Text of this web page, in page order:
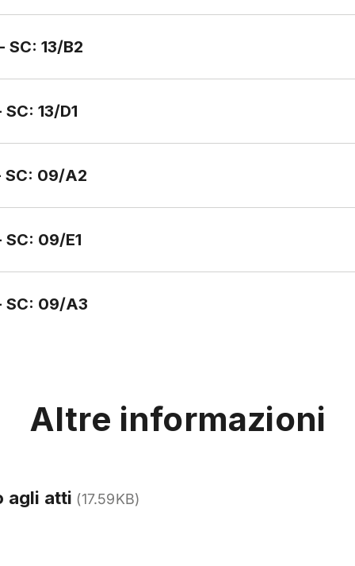
SC: 13/B2
13/D1
SC: 09/A2
SC: 09/E1
SC: 09/A3
Altre informazioni
agli atti (17.59KB)